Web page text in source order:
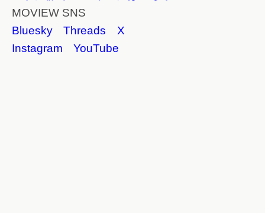
MOVIEW SNS
Bluesky
Threads
X
Instagram
YouTube